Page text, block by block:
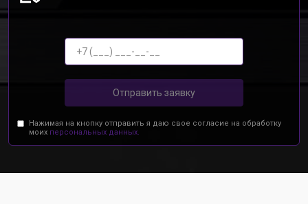
Отправить заявку
Нажимая на кнопку отправить я даю свое согласие на обработку
моих персональных данных.